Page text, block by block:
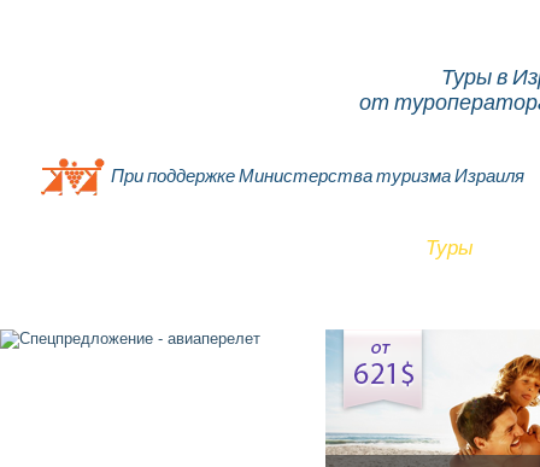
При поддержке Министерства туризма Израиля
Туры в
от
Туры